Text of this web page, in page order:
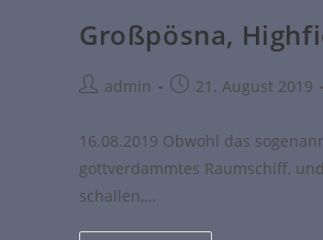
Großpösna,
admin 21. August 2019
16.08.2019 Obwohl das
gottverdammtes Raumschiff,
schallen,…